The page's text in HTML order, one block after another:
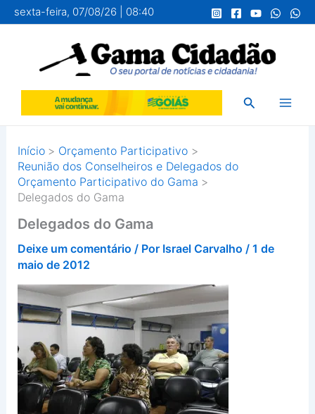
para
conteúdo
sexta-feira, 07/08/26 | 08:40
Pesquisar
Início
Orçamento Participativo
Reunião dos Conselheiros e Delegados do
Orçamento Participativo do Gama
Delegados do Gama
Delegados do Gama
Deixe um comentário / Por Israel Carvalho / 1 de
maio de 2012